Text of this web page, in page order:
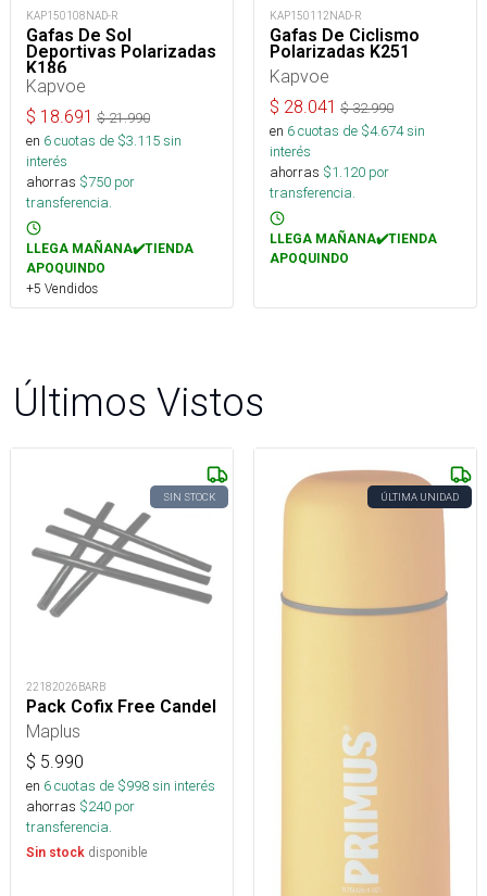
KAP150108NAD-R
Gafas De Sol
Deportivas Polarizadas
K186
Kapvoe
$ 18.691 $21.990
en 6cuotas de $3.115sin
interés
ahorras $750 por
transferencia.
LLEGA MAÑANA✔️TIENDA
APOQUINDO
+5 Vendidos
KAP150112NAD-R
Gafas De Ciclismo
Polarizadas K251
Kapvoe
$ 28.041 $32.990
en 6cuotas de $4.674sin
interés
ahorras $1.120 por
transferencia.
LLEGA MAÑANA✔️TIENDA
APOQUINDO
Últimos Vistos
SIN STOCK
22182026BARB
Pack Cofix Free Candel
Maplus
$ 5.990
en 6cuotas de $998sin interés
ahorras $240 por
transferencia.
Sin stock disponible
ÚLTIMA UNIDAD